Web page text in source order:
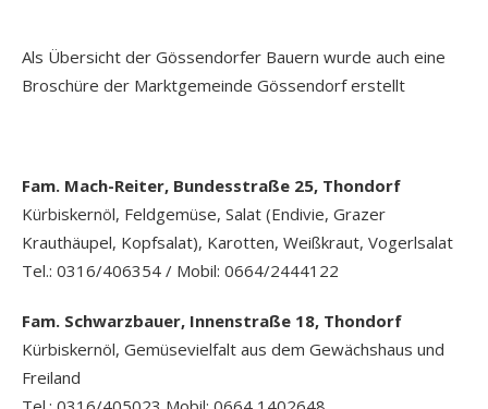
Als Übersicht der Gössendorfer Bauern wurde auch eine
Broschüre der Marktgemeinde Gössendorf erstellt
Fam. Mach-Reiter, Bundesstraße 25, Thondorf
Kürbiskernöl, Feldgemüse, Salat (Endivie, Grazer
Krauthäupel, Kopfsalat), Karotten, Weißkraut, Vogerlsalat
Tel.: 0316/406354 / Mobil: 0664/2444122
Fam. Schwarzbauer, Innenstraße 18, Thondorf
Kürbiskernöl, Gemüsevielfalt aus dem Gewächshaus und
Freiland